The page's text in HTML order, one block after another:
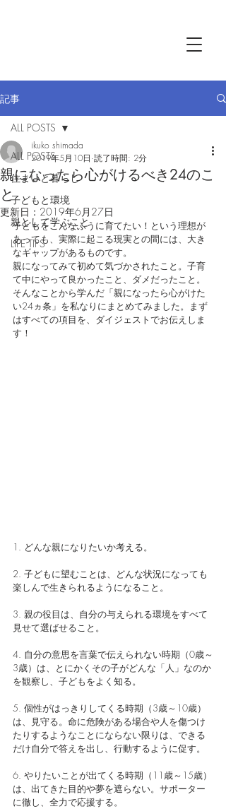
記事
ALL POSTS
住まいと暮らし
子どもと環境
親として学ぶこと
LIFE TIPS
ALL POSTS
親になったら心がけるべき24のこ
と
ikuko shimada
2019年5月10日 読了時間: 2分
更新日： 2019年6月27日
子どもをこんなふうに育てたい！という理想が
あっても、実際に起こる現実との間には、大き
なギャップがあるものです。
親になってみて初めて気づかされたこと。子育
て中にやって良かったこと、ダメだったこと。
そんなことから学んだ「親になったら心がけた
い24ヵ条」を私なりにまとめてみました。まず
はすべての項目を、ダイジェストでお伝えしま
す！
1. どんな親になりたいか考える。
2. 子どもに望むことは、どんな状況になっても
楽しんで生きられるようになること。
3. 親の役目は、自分の与えられる環境をすべて
見せて選ばせること。
4. 自分の意思を言葉で伝えられない時期（0歳～
3歳）は、とにかくその子がどんな「人」なのか
を観察し、子どもをよく知る。
5. 個性がはっきりしてくる時期（3歳～10歳）
は、見守る。命に危険がある場合や人を傷つけ
たりするようなことにならない限りは、できる
だけ自分で答えを出し、行動するように促す。
6. やりたいことが出てくる時期（11歳～15歳）
は、出てきた目的や夢を遮らない。サポーター
に徹し、全力で応援する。